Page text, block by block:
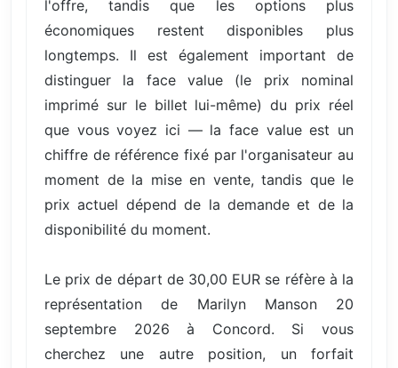
l'offre, tandis que les options plus
économiques restent disponibles plus
longtemps. Il est également important de
distinguer la face value (le prix nominal
imprimé sur le billet lui-même) du prix réel
que vous voyez ici — la face value est un
chiffre de référence fixé par l'organisateur au
moment de la mise en vente, tandis que le
prix actuel dépend de la demande et de la
disponibilité du moment.
Le prix de départ de 30,00 EUR se réfère à la
représentation de Marilyn Manson 20
septembre 2026 à Concord. Si vous
cherchez une autre position, un forfait